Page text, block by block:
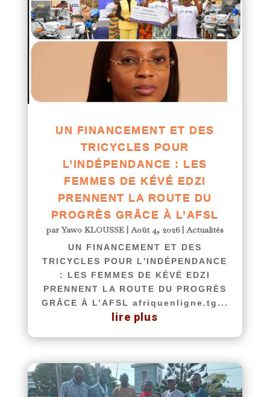
UN FINANCEMENT ET DES
TRICYCLES POUR
L’INDÉPENDANCE : LES
FEMMES DE KÉVÉ EDZI
PRENNENT LA ROUTE DU
PROGRÈS GRÂCE À L’AFSL
parYawo KLOUSSE |Août 4, 2026|Actualités
UN FINANCEMENT ET DES
TRICYCLES POUR L'INDÉPENDANCE
: LES FEMMES DE KÉVÉ EDZI
PRENNENT LA ROUTE DU PROGRÈS
GRÂCE À L’AFSL afriquenligne.tg...
lire plus